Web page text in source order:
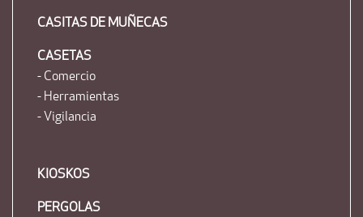
CASITAS DE MUÑECAS
CASETAS
- Comercio
- Herramientas
- Vigilancia
KIOSKOS
PERGOLAS